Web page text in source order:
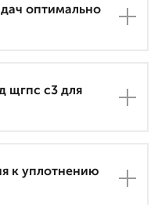
оптимально
щгпс с3 для
к уплотнению